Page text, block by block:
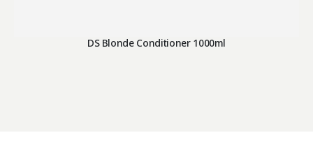
DS Blonde Conditioner 1000ml